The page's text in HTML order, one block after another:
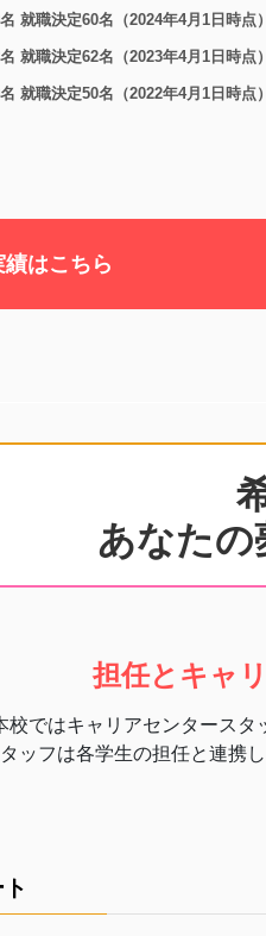
就職決定60名（2024年4月1日時点）
就職決定62名（2023年4月1日時点）
就職決定50名（2022年4月1日時点）
績はこちら
あなたの
担任とキャ
校ではキャリアセンタースタ
ッフは各学生の担任と連携